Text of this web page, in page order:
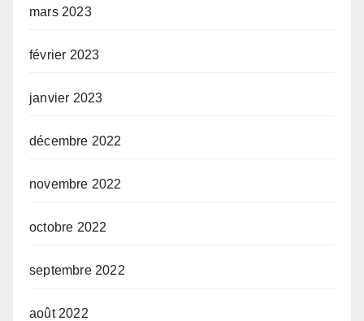
mars 2023
février 2023
janvier 2023
décembre 2022
novembre 2022
octobre 2022
septembre 2022
août 2022